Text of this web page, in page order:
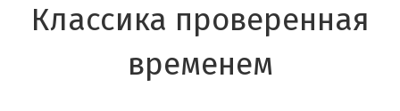
Классика проверенная
временем